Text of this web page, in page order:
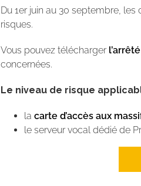
Du 1er juin au 30 septembre,
risques.
Vous pouvez télécharger
concernées.
Le niveau de risque
lacarte d’accès aux
le serveur vocal dédié de